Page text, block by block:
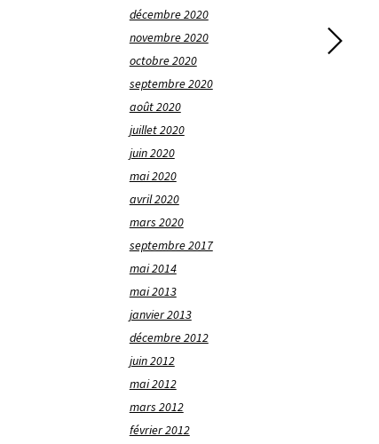
décembre 2020
novembre 2020
octobre 2020
septembre 2020
août 2020
juillet 2020
juin 2020
mai 2020
avril 2020
mars 2020
septembre 2017
mai 2014
mai 2013
janvier 2013
décembre 2012
juin 2012
mai 2012
mars 2012
février 2012